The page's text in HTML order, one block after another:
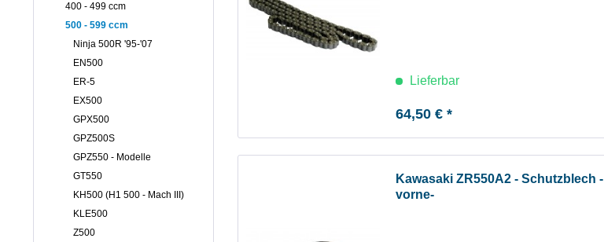
400 - 499 ccm
500 - 599 ccm
Ninja 500R '95-'07
EN500
ER-5
EX500
GPX500
GPZ500S
GPZ550 - Modelle
GT550
KH500 (H1 500 - Mach III)
KLE500
Z500
Lieferbar
64,50 € *
Kawasaki ZR550A2 - Schutzblech -
vorne-